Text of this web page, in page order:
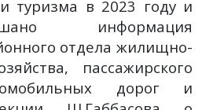
туризма в 2023 году и
информация
отдела жилищно-
пассажирского
дорог и